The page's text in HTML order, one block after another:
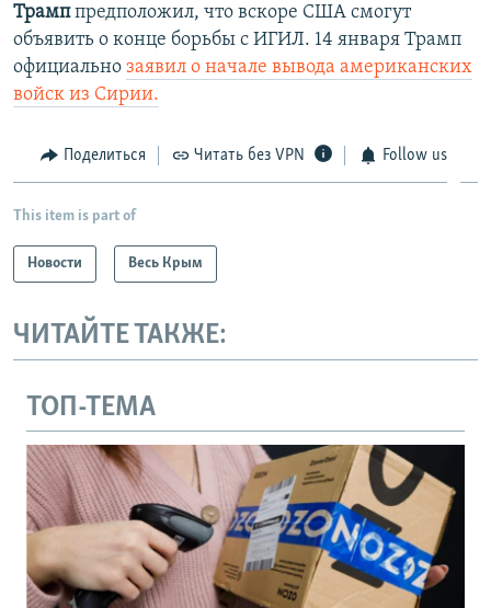
Трамппредположил, что вскоре США смогут
объявить о конце борьбы с ИГИЛ. 14 января Трамп
официально заявил о начале вывода американских
войск из Сирии.
Поделиться Читать без VPN Follow us
This item is part of
Новости Весь Крым
ЧИТАЙТЕ ТАКЖЕ:
ТОП-ТЕМА